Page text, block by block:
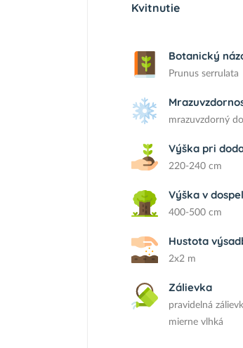
Kvitnutie
Botanický
Prunus serrulata
mrazuvzdorný
Výška pri
220-240 cm
Výška v
400-500 cm
Hustota
2x2 m
Zálievka
pravidelná
mierne vlhká